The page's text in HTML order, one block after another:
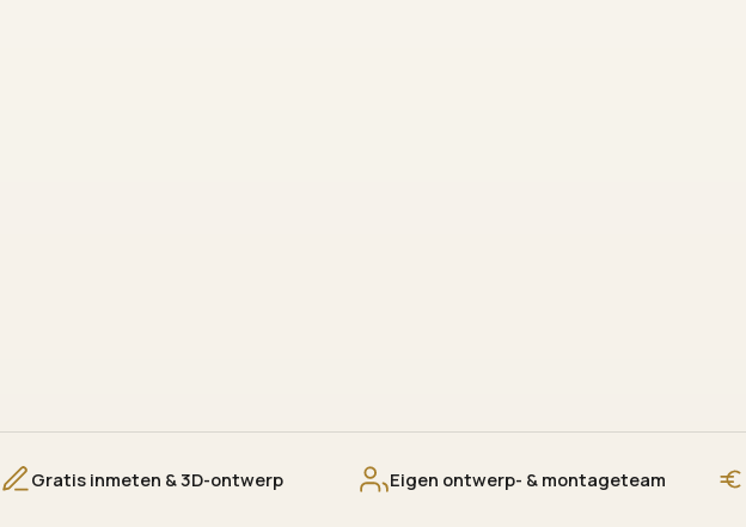
Gratis inmeten & 3D-ontwerp Eigen ontwerp- & montageteam